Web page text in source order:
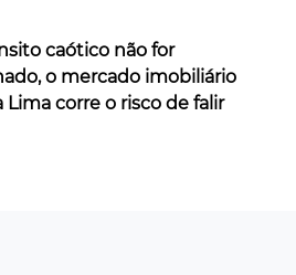
caótico não for
o mercado imobiliário
Lima corre o risco de falir